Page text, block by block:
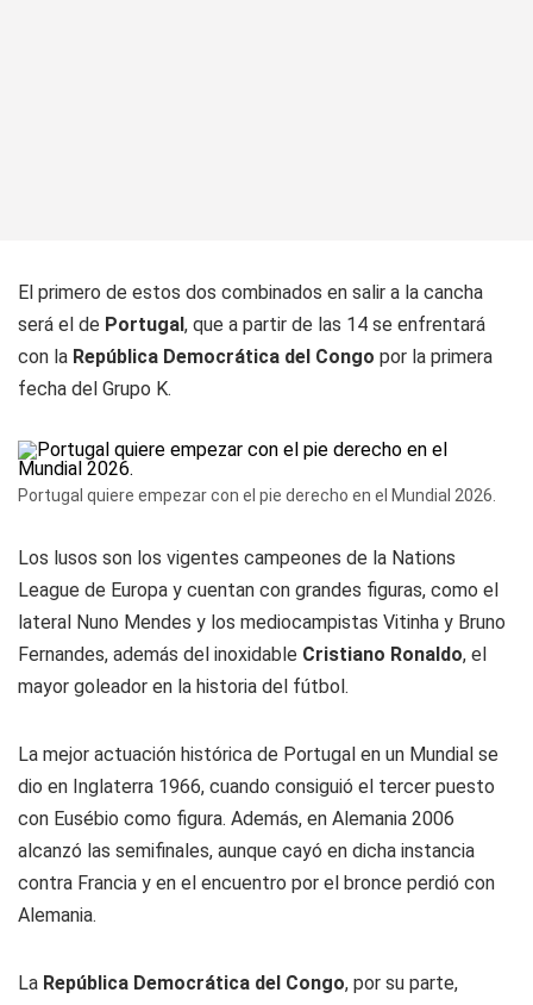
El primero de estos dos combinados en salir a la cancha
será el de Portugal, que a partir de las 14 se enfrentará
con la República Democrática del Congo por la primera
fecha del Grupo K.
Portugal quiere empezar con el pie derecho en el Mundial 2026.
Los lusos son los vigentes campeones de la Nations
League de Europa y cuentan con grandes figuras, como el
lateral Nuno Mendes y los mediocampistas Vitinha y Bruno
Fernandes, además del inoxidable Cristiano Ronaldo, el
mayor goleador en la historia del fútbol.
La mejor actuación histórica de Portugal en un Mundial se
dio en Inglaterra 1966, cuando consiguió el tercer puesto
con Eusébio como figura. Además, en Alemania 2006
alcanzó las semifinales, aunque cayó en dicha instancia
contra Francia y en el encuentro por el bronce perdió con
Alemania.
La República Democrática del Congo, por su parte,